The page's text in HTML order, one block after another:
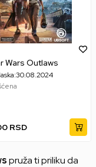
Wars Outlaws
30.08.2024
RSD
pruža ti priliku da